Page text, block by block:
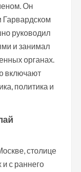
Он
руководил
и занимал
органах.
включают
политика и
столице
с раннего